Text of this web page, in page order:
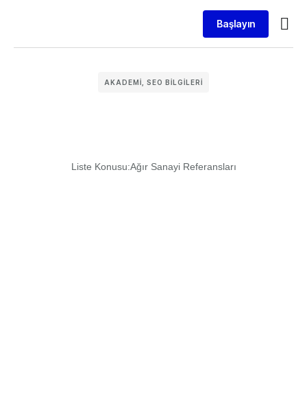
Başlayın
AKADEMI SEO BILGILERI
Liste Konusu:Ağır Sanayi Referansları